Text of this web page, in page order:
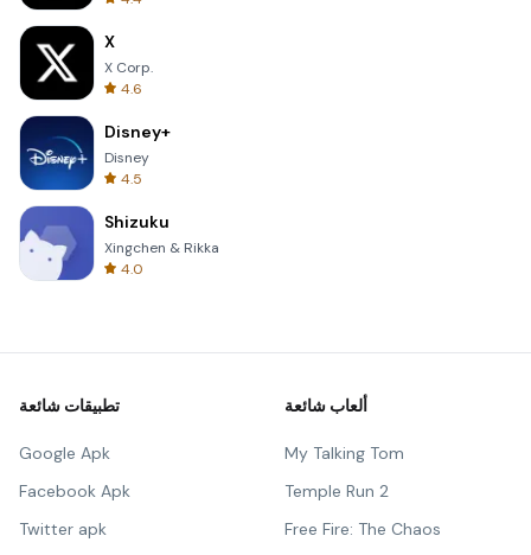
X
X Corp.
4.6
Disney+
Disney
4.5
Shizuku
Xingchen & Rikka
4.0
تطبيقات شائعة
Google Apk
Facebook Apk
Twitter apk
ألعاب شائعة
My Talking Tom
Temple Run 2
Free Fire: The Chaos